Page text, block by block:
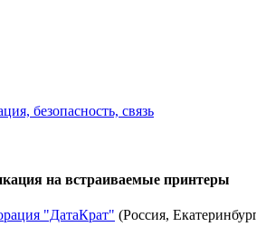
безопасность, связь
на встраиваемые принтеры
"ДатаКрат" (Россия,